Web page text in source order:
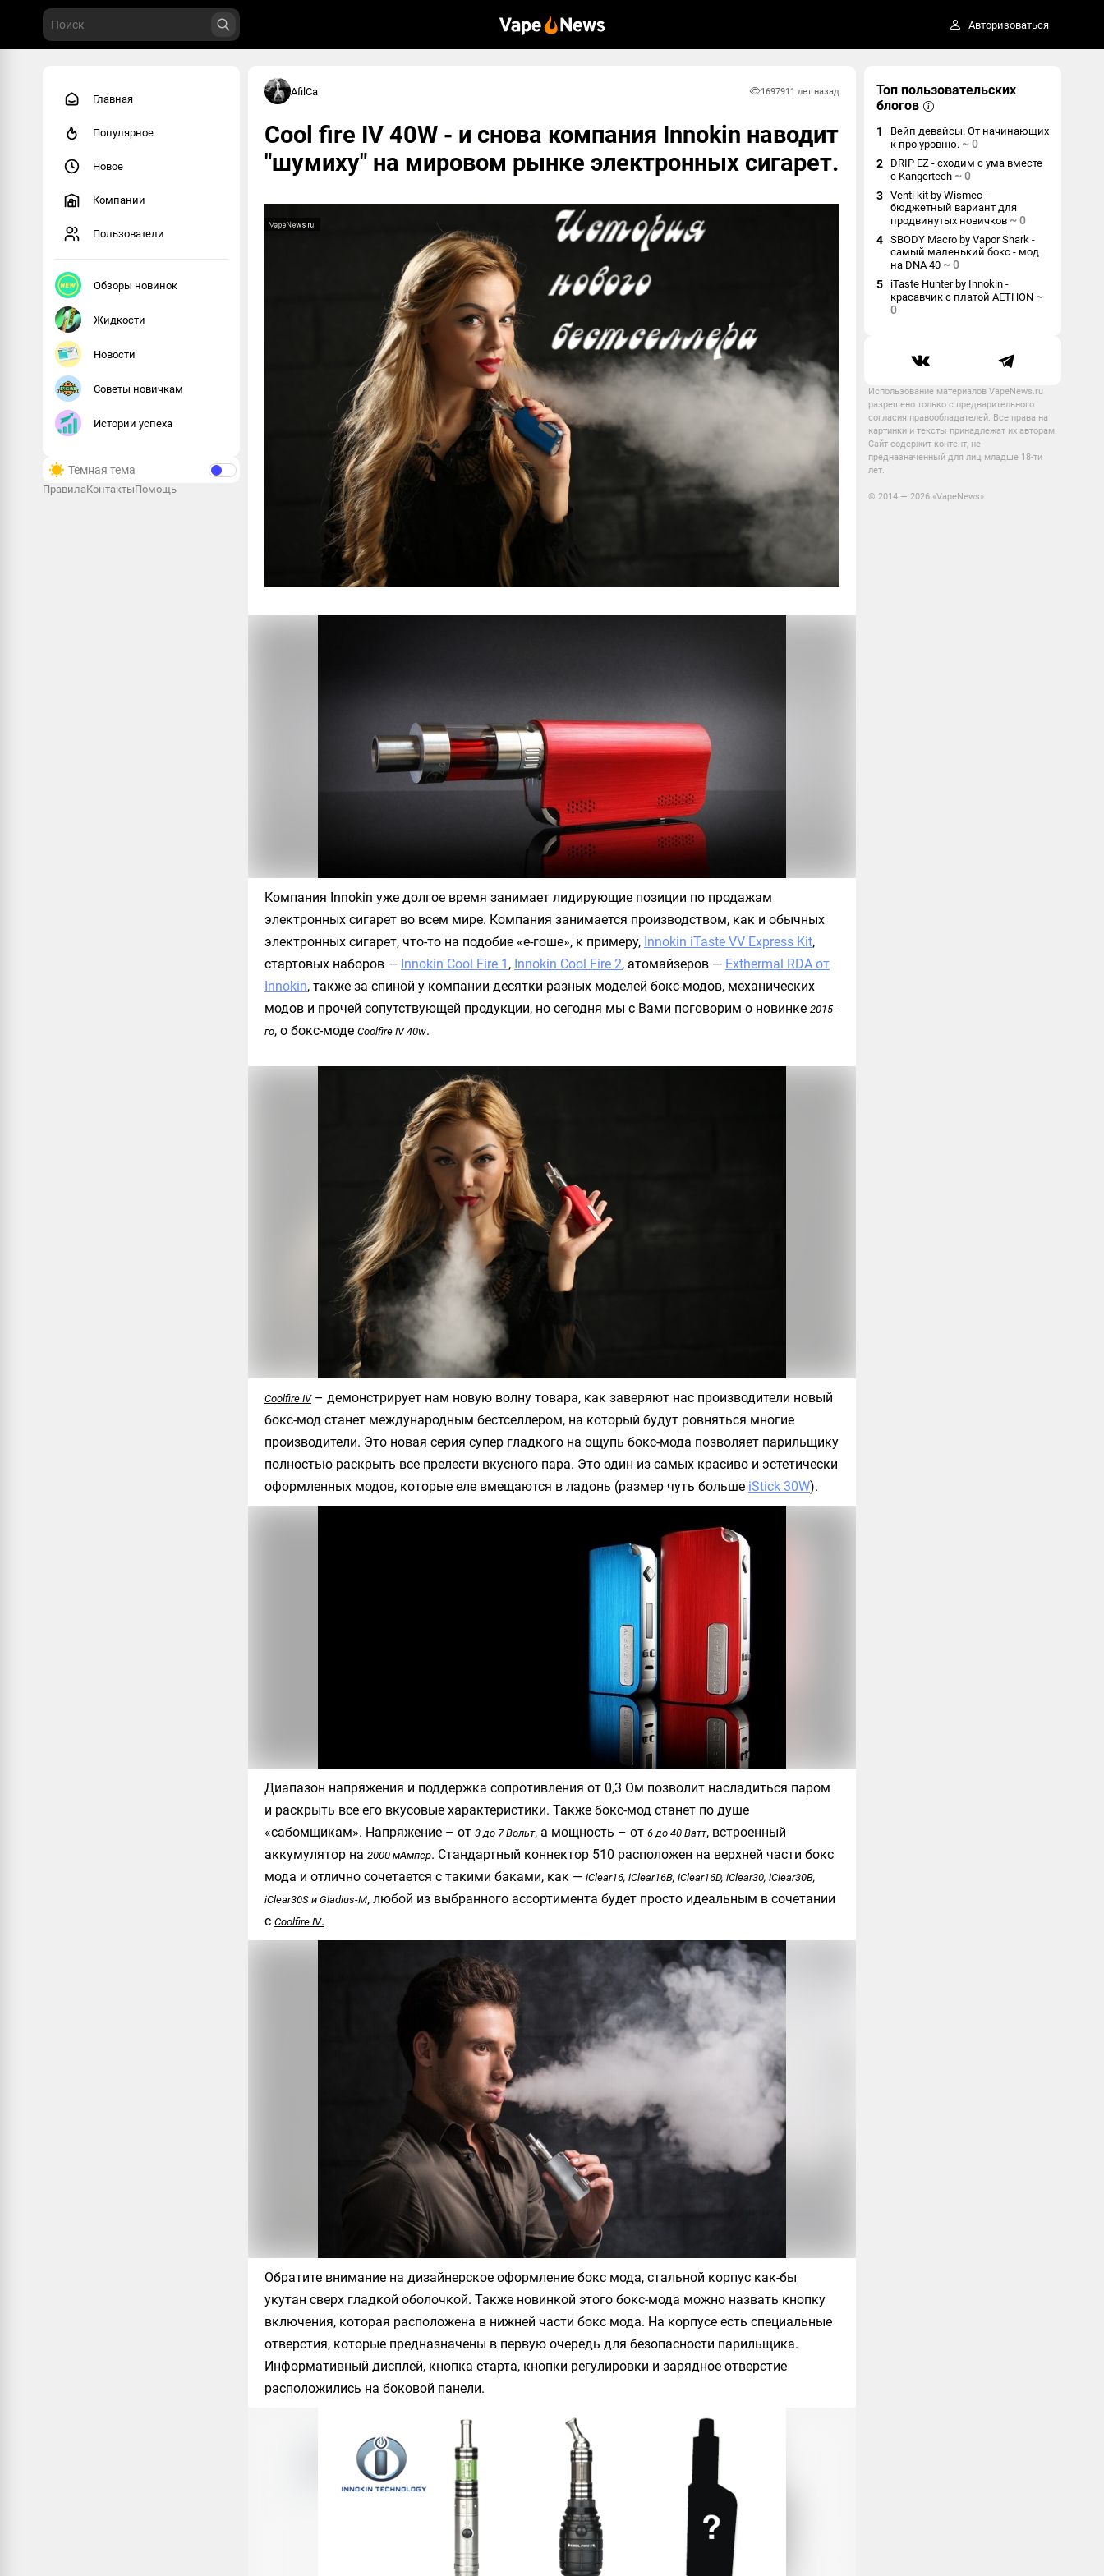
Авторизоваться
Главная
Популярное
Новое
Компании
Пользователи
Обзоры новинок
Жидкости
Новости
Советы новичкам
Истории успеха
Темная тема
ПравилаКонтактыПомощь
AfilCa 1697911 лет назад
Cool fire IV 40W - и снова компания Innokin наводит
"шумиху" на мировом рынке электронных сигарет.
Компания Innokin уже долгое время занимает лидирующие позиции по продажам
электронных сигарет во всем мире. Компания занимается производством, как и обычных
электронных сигарет, что-то на подобие «е-гоше», к примеру, Innokin iTaste VV Express Kit,
стартовых наборов — Innokin Cool Fire 1 , Innokin Cool Fire 2, атомайзеров — Exthermal RDA от
Innokin, также за спиной у компании десятки разных моделей бокс-модов, механических
модов и прочей сопутствующей продукции, но сегодня мы с Вами поговорим о новинке 2015-
го, о бокс-моде Coolfire IV 40w.
Coolfire IV– демонстрирует нам новую волну товара, как заверяют нас производители новый
бокс-мод станет международным бестселлером, на который будут ровняться многие
производители. Это новая серия супер гладкого на ощупь бокс-мода позволяет парильщику
полностью раскрыть все прелести вкусного пара. Это один из самых красиво и эстетически
оформленных модов, которые еле вмещаются в ладонь (размер чуть больше iStick 30W).
Диапазон напряжения и поддержка сопротивления от 0,3 Ом позволит насладиться паром
и раскрыть все его вкусовые характеристики. Также бокс-мод станет по душе
«сабомщикам». Напряжение – от 3 до 7 Вольт, а мощность – от 6 до 40 Ватт, встроенный
аккумулятор на 2000 мАмпер. Стандартный коннектор 510 расположен на верхней части бокс
мода и отлично сочетается с такими баками, как — iClear16, iClear16B, iClear16D, iClear30, iClear30B,
iClear30S и Gladius-М, любой из выбранного ассортимента будет просто идеальным в сочетании
с Coolfire IV.
Обратите внимание на дизайнерское оформление бокс мода, стальной корпус как-бы
укутан сверх гладкой оболочкой. Также новинкой этого бокс-мода можно назвать кнопку
включения, которая расположена в нижней части бокс мода. На корпусе есть специальные
отверстия, которые предназначены в первую очередь для безопасности парильщика.
Информативный дисплей, кнопка старта, кнопки регулировки и зарядное отверстие
расположились на боковой панели.
Топ пользовательских
блогов
1
Вейп девайсы. От начинающих
к про уровню. ~0
2
DRIP EZ - сходим с ума вместе
с Kangertech ~0
3 Venti kit by Wismec -
бюджетный вариант для
продвинутых новичков ~0
4 SBODY Macro by Vapor Shark -
самый маленький бокс - мод
на DNA 40 ~0
5
iTaste Hunter by Innokin -
красавчик с платой AETHON ~
0
Использование материалов VapeNews.ru
разрешено только с предварительного
согласия правообладателей. Все права на
картинки и тексты принадлежат их авторам.
Сайт содержит контент, не
предназначенный для лиц младше 18-ти
лет.
© 2014 — 2026 «VapeNews»